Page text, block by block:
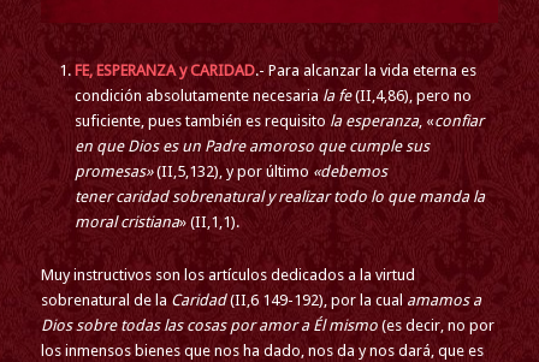
FE, ESPERANZA y CARIDAD.- Para alcanzar la vida eterna es
condición absolutamente necesaria la fe(II,4,86), pero no
suficiente, pues también es requisito la esperanza, «confiar
en que Dios es un Padre amoroso que cumple sus
promesas»(II,5,132), y por último «debemos
tenercaridadsobrenatural y realizar todo lo que manda la
moral cristiana» (II,1,1).
Muy instructivos son los artículos dedicados a la virtud
sobrenatural de la Caridad(II,6 149-192), por la cual amamos a
Dios sobre todas las cosas por amor a Él mismo(es decir, no por
los inmensos bienes que nos ha dado, nos da y nos dará, que es